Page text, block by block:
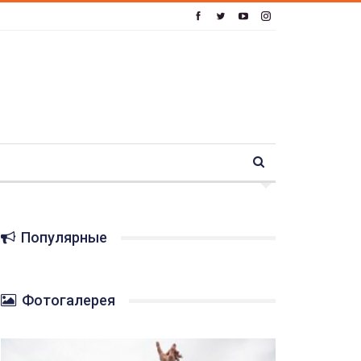
Популярные
Фотогалерея